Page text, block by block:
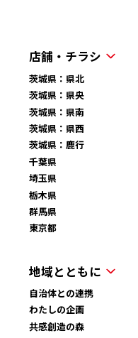
店舗・チラシ
茨城県：県北
茨城県：県央
茨城県：県南
茨城県：県西
茨城県：鹿行
千葉県
埼玉県
栃木県
群馬県
東京都
地域とともに
自治体との連携
わたしの企画
共感創造の森